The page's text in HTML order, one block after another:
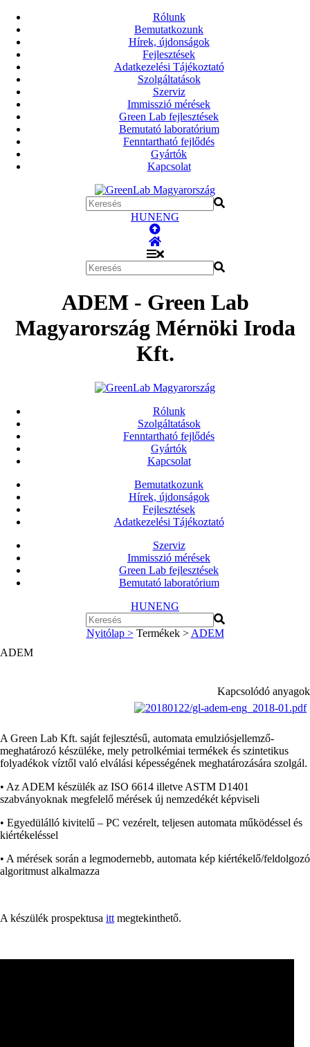
Rólunk
Bemutatkozunk
Hírek, újdonságok
Fejlesztések
Adatkezelési Tájékoztató
Szolgáltatások
Szerviz
Immisszió mérések
Green Lab fejlesztések
Bemutató laboratórium
Fenntartható fejlődés
Gyártók
Kapcsolat
HUNENG
ADEM - Green Lab
Magyarország Mérnöki Iroda
Kft.
Rólunk
Szolgáltatások
Fenntartható fejlődés
Gyártók
Kapcsolat
Bemutatkozunk
Hírek, újdonságok
Fejlesztések
Adatkezelési Tájékoztató
Szerviz
Immisszió mérések
Green Lab fejlesztések
Bemutató laboratórium
HUNENG
Nyitólap > Termékek > ADEM
ADEM
Kapcsolódó anyagok
A Green Lab Kft. saját fejlesztésű, automata emulziósjellemző-
meghatározó készüléke, mely petrolkémiai termékek és szintetikus
folyadékok víztől való elválási képességének meghatározására szolgál.
• Az ADEM készülék az ISO 6614 illetve ASTM D1401
szabványoknak megfelelő mérések új nemzedékét képviseli
• Egyedülálló kivitelű – PC vezérelt, teljesen automata működéssel és
kiértékeléssel
• A mérések során a legmodernebb, automata kép kiértékelő/feldolgozó
algoritmust alkalmazza
A készülék prospektusa itt megtekinthető.